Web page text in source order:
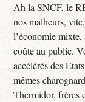
Ah la SNCF, le
nos malheurs,
l’économie
coûte au public.
accélérés des
mêmes
Thermidor, frères